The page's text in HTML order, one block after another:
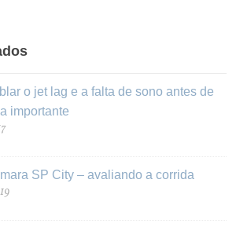
o jet lag e a falta de sono antes de
importante
SP City – avaliando a corrida